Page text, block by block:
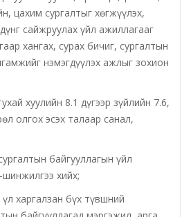
үйлчилгээний газар
цахим сургалтыг хөгжүүлэх,
сайжруулах үйл ажиллагааг
хангах, сурах бичиг, сургалтын
нэмэгдүүлэх ажлыг зохион
хуулийн 8.1 дүгээр зүйлийн 7.6,
олгох эсэх талаар санал,
байгууллагын үйл
хийх;
харгалзан бүх түвшний